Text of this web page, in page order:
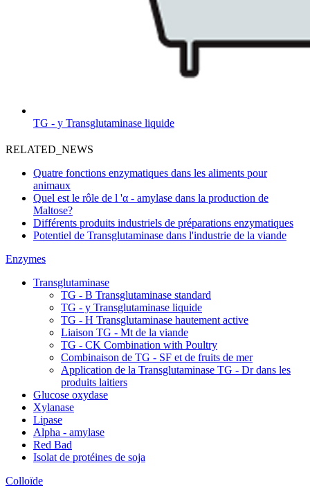
TG - y Transglutaminase liquide
RELATED_NEWS
Quatre fonctions enzymatiques dans les aliments pour
animaux
Quel est le rôle de l 'α - amylase dans la production de
Maltose?
Différents produits industriels de préparations enzymatiques
Potentiel de Transglutaminase dans l'industrie de la viande
Enzymes
Transglutaminase
TG - B Transglutaminase standard
TG - y Transglutaminase liquide
TG - H Transglutaminase hautement active
Liaison TG - Mt de la viande
TG - CK Combination with Poultry
Combinaison de TG - SF et de fruits de mer
Application de la Transglutaminase TG - Dr dans les
produits laitiers
Glucose oxydase
Xylanase
Lipase
Alpha - amylase
Red Bad
Isolat de protéines de soja
Colloïde